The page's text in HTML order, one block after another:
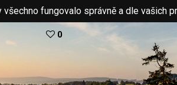
fungovalo správně a dle vašich
0